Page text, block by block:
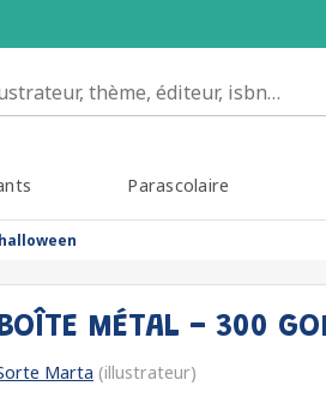
Parascolaire
MÉTAL - 300
Marta (illustrateur)